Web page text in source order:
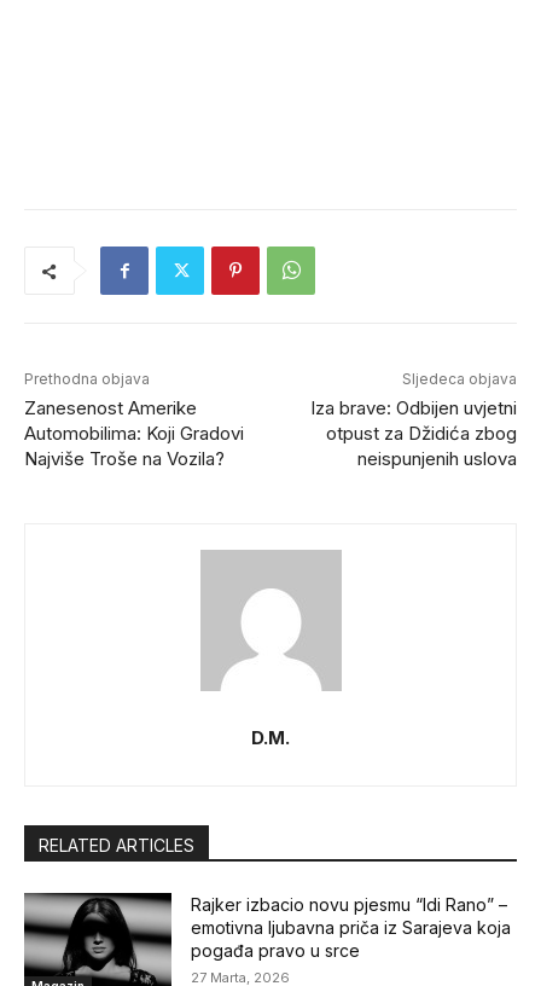
Prethodna objava
Zanesenost Amerike
Automobilima: Koji Gradovi
Najviše Troše na Vozila?
Sljedeca objava
Iza brave: Odbijen uvjetni
otpust za Džidića zbog
neispunjenih uslova
D.M.
RELATED ARTICLES
Rajker izbacio novu pjesmu “Idi Rano” –
emotivna ljubavna priča iz Sarajeva koja
pogađa pravo u srce
27 Marta, 2026